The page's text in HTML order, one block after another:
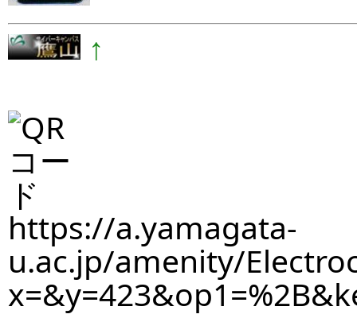
↑
https://a.yamagata-
u.ac.jp/amenity/